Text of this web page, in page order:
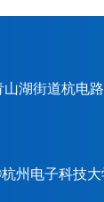
湖街道杭电
州电子科技